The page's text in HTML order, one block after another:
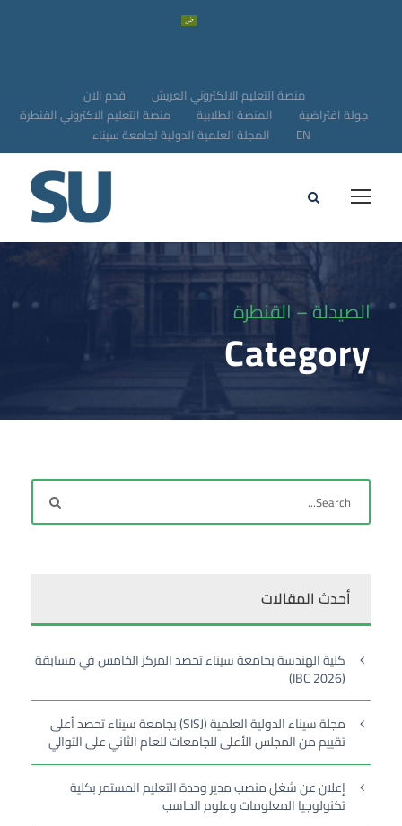
قدم الان
منصة التعليم الالكتروني العريش
منصة التعليم الاكتروني القنطرة
المنصة الطلابية
جولة افتراضية
المجلة العلمية الدولية لجامعة سيناء
EN
الصيدلة – القنطرة
Category
أحدث المقالات
كلية الهندسة بجامعة سيناء تحصد المركز الخامس في مسابقة
(IBC 2026)
مجلة سيناء الدولية العلمية (SISJ) بجامعة سيناء تحصد أعلى
تقييم من المجلس الأعلى للجامعات للعام الثاني على التوالي
إعلان عن شغل منصب مدير وحدة التعليم المستمر بكلية
تكنولوجيا المعلومات وعلوم الحاسب